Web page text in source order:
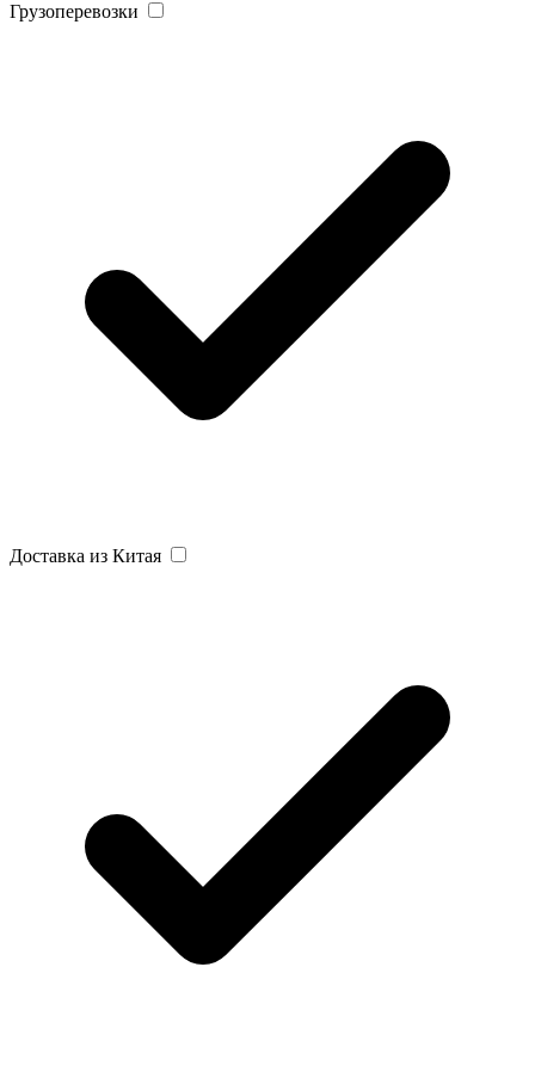
Грузоперевозки
Доставка из Китая